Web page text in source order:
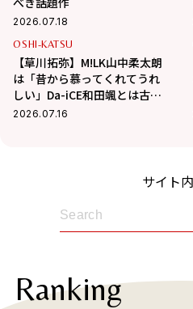
2026.07.18
OSHI-KATSU
【草川拓弥】M!LK山中柔太朗
は「昔から慕ってくれてうれ
しい」Da-iCE和田颯とは古着
屋へ！華麗な交友関係に迫る
2026.07.16
サイト
Ranking